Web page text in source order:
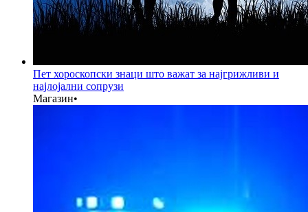
Пет хороскопски знаци што важат за најгрижливи и
најлојални сопрузи
Магазин•